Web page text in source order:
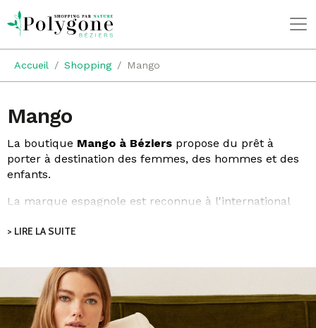
Accueil Shopping Mango
Mango
La boutique Mango à Béziers propose du prêt à
porter à destination des femmes, des hommes et des
enfants.
La marque espagnole est reconnue à l'international
L'enseigne s’est créé une image forte dont tout le
MANGO a pour souhait d'habiller la femme dans tous
ses moments du quotidien : travail, soirée, détente…
MANGO vous accompagne à chaque instant de la
> LIRE LA SUITE